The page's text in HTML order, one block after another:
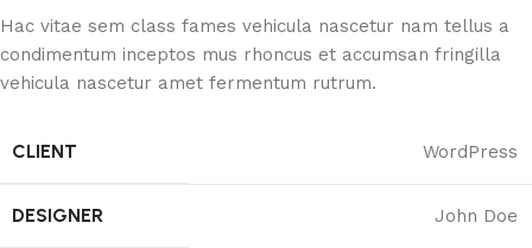
Hac vitae sem class fames vehicula nascetur nam tellus a
condimentum inceptos mus rhoncus et accumsan fringilla
vehicula nascetur amet fermentum rutrum.
CLIENT WordPress
DESIGNER John Doe